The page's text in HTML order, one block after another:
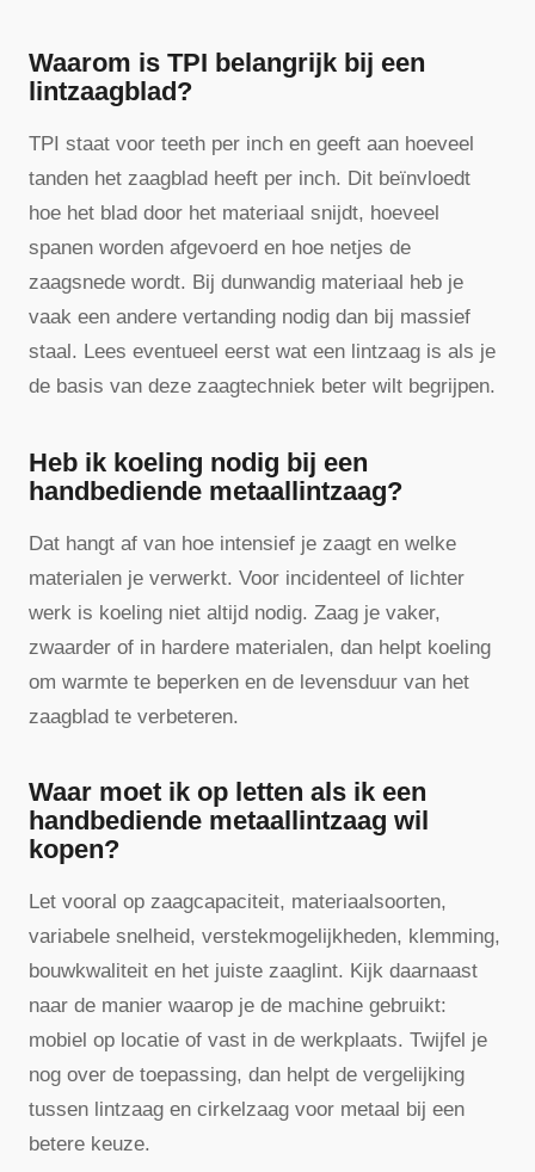
Waarom is TPI belangrijk bij een
lintzaagblad?
TPI staat voor teeth per inch en geeft aan hoeveel
tanden het zaagblad heeft per inch. Dit beïnvloedt
hoe het blad door het materiaal snijdt, hoeveel
spanen worden afgevoerd en hoe netjes de
zaagsnede wordt. Bij dunwandig materiaal heb je
vaak een andere vertanding nodig dan bij massief
staal. Lees eventueel eerst wat een lintzaag is als je
de basis van deze zaagtechniek beter wilt begrijpen.
Heb ik koeling nodig bij een
handbediende metaallintzaag?
Dat hangt af van hoe intensief je zaagt en welke
materialen je verwerkt. Voor incidenteel of lichter
werk is koeling niet altijd nodig. Zaag je vaker,
zwaarder of in hardere materialen, dan helpt koeling
om warmte te beperken en de levensduur van het
zaagblad te verbeteren.
Waar moet ik op letten als ik een
handbediende metaallintzaag wil
kopen?
Let vooral op zaagcapaciteit, materiaalsoorten,
variabele snelheid, verstekmogelijkheden, klemming,
bouwkwaliteit en het juiste zaaglint. Kijk daarnaast
naar de manier waarop je de machine gebruikt:
mobiel op locatie of vast in de werkplaats. Twijfel je
nog over de toepassing, dan helpt de vergelijking
tussen lintzaag en cirkelzaag voor metaal bij een
betere keuze.